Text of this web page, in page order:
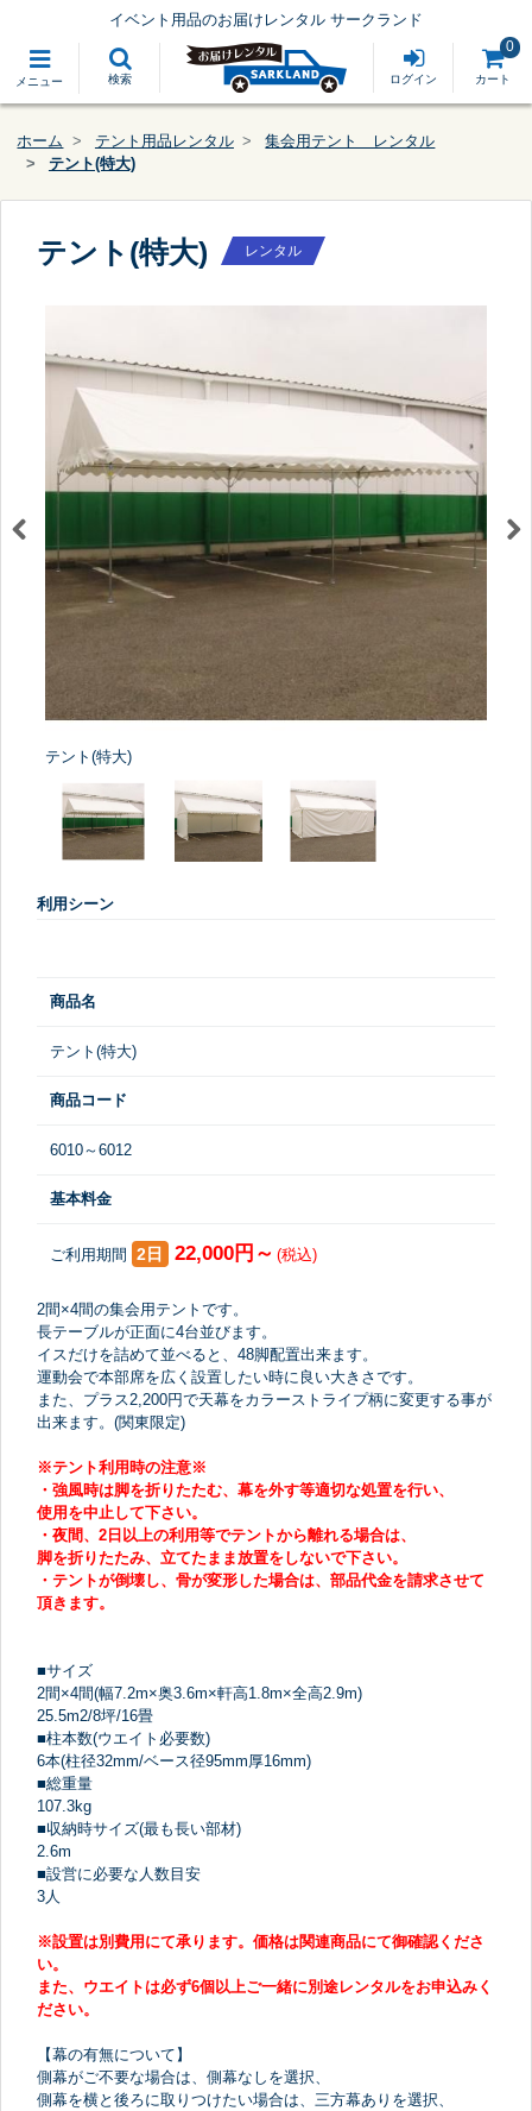
メニュー 検索
イベント用品のお届けレンタル サークランド
ログイン カート
0
ホーム テント用品レンタル
集会用テント レンタル
テント(特大)
テント(特大) レンタル
テント(特大)
利用シーン
商品名
テント(特大)
商品コード
6010～6012
基本料金
ご利用期間 2日 22,000円～ (税込)
2間×4間の集会用テントです。
長テーブルが正面に4台並びます。
イスだけを詰めて並べると、48脚配置出来ます。
運動会で本部席を広く設置したい時に良い大きさです。
また、プラス2,200円で天幕をカラーストライプ柄に変更する事が
出来ます。(関東限定)
※テント利用時の注意※
・強風時は脚を折りたたむ、幕を外す等適切な処置を行い、
使用を中止して下さい。
・夜間、2日以上の利用等でテントから離れる場合は、
脚を折りたたみ、立てたまま放置をしないで下さい。
・テントが倒壊し、骨が変形した場合は、部品代金を請求させて
頂きます。
■サイズ
2間×4間(幅7.2m×奥3.6m×軒高1.8m×全高2.9m)
25.5m2/8坪/16畳
■柱本数(ウエイト必要数)
6本(柱径32mm/ベース径95mm厚16mm)
■総重量
107.3kg
■収納時サイズ(最も長い部材)
2.6m
■設営に必要な人数目安
3人
※設置は別費用にて承ります。価格は関連商品にて御確認くださ
い。
また、ウエイトは必ず6個以上ご一緒に別途レンタルをお申込みく
ださい。
【幕の有無について】
側幕がご不要な場合は、側幕なしを選択、
側幕を横と後ろに取りつけたい場合は、三方幕ありを選択、